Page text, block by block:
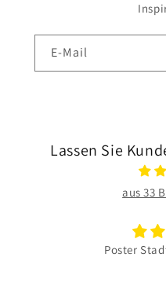
E-Mail
Lassen Sie
aus 33
Poster